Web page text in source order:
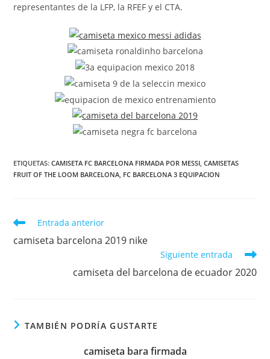
representantes de la LFP, la RFEF y el CTA.
ETIQUETAS:CAMISETA FC BARCELONA FIRMADA POR MESSI, CAMISETAS
FRUIT OF THE LOOM BARCELONA, FC BARCELONA 3 EQUIPACION
Leer
artículos
Entrada anterior
camiseta barcelona 2019 nike
Siguiente entrada
camiseta del barcelona de ecuador 2020
TAMBIÉN PODRÍA GUSTARTE
camiseta bara firmada